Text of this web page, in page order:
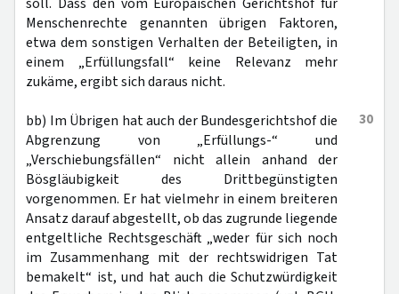
Menschenrechte genannten übrigen Faktoren,
etwa dem sonstigen Verhalten der Beteiligten, in
einem „Erfüllungsfall“ keine Relevanz mehr
zukäme, ergibt sich daraus nicht.
30
bb) Im Übrigen hat auch der Bundesgerichtshof die
Abgrenzung von „Erfüllungs-“ und
„Verschiebungsfällen“ nicht allein anhand der
Bösgläubigkeit des Drittbegünstigten
vorgenommen. Er hat vielmehr in einem breiteren
Ansatz darauf abgestellt, ob das zugrunde liegende
entgeltliche Rechtsgeschäft „weder für sich noch
im Zusammenhang mit der rechtswidrigen Tat
bemakelt“ ist, und hat auch die Schutzwürdigkeit